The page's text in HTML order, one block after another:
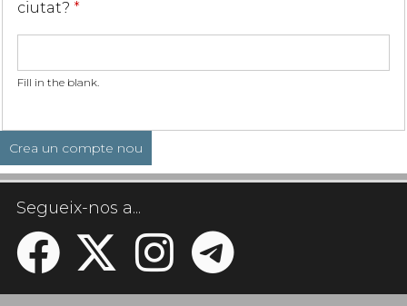
ciutat? *
Fill in the blank.
Segueix-nos a...